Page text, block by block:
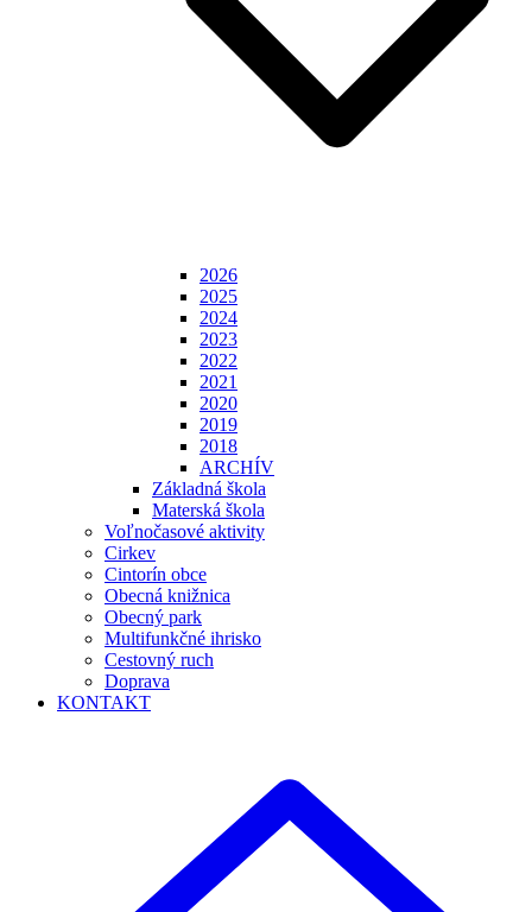
2026
2025
2024
2023
2022
2021
2020
2019
2018
ARCHÍV
Základná škola
Materská škola
Voľnočasové aktivity
Cirkev
Cintorín obce
Obecná knižnica
Obecný park
Multifunkčné ihrisko
Cestovný ruch
Doprava
KONTAKT